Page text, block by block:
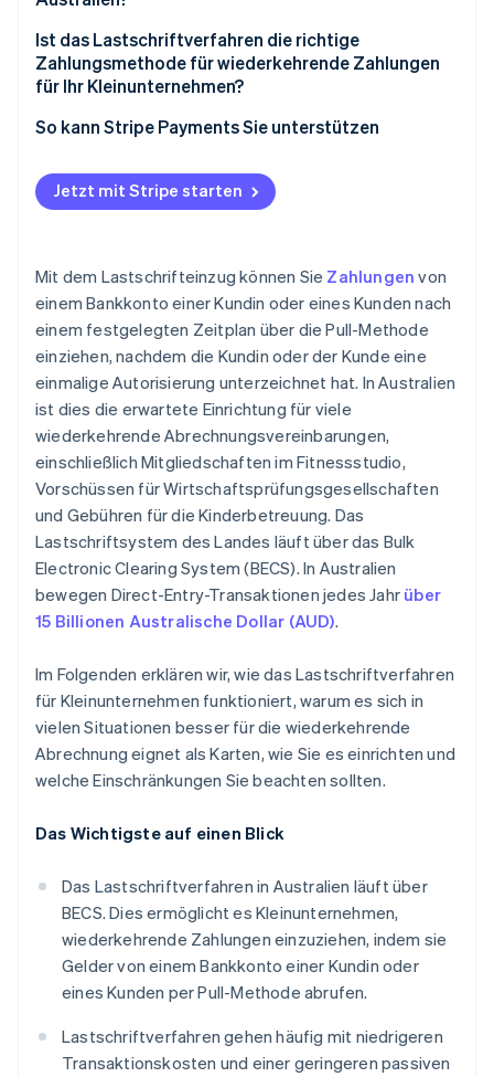
Ist das Lastschriftverfahren die richtige
Zahlungsmethode für wiederkehrende Zahlungen
für Ihr Kleinunternehmen?
So kann Stripe Payments Sie unterstützen
Jetzt mit Stripe starten
Mit dem Lastschrifteinzug können Sie Zahlungen von
einem Bankkonto einer Kundin oder eines Kunden nach
einem festgelegten Zeitplan über die Pull-Methode
einziehen, nachdem die Kundin oder der Kunde eine
einmalige Autorisierung unterzeichnet hat. In Australien
ist dies die erwartete Einrichtung für viele
wiederkehrende Abrechnungsvereinbarungen,
einschließlich Mitgliedschaften im Fitnessstudio,
Vorschüssen für Wirtschaftsprüfungsgesellschaften
und Gebühren für die Kinderbetreuung. Das
Lastschriftsystem des Landes läuft über das Bulk
Electronic Clearing System (BECS). In Australien
bewegen Direct-Entry-Transaktionen jedes Jahr über
15 Billionen Australische Dollar (AUD).
Im Folgenden erklären wir, wie das Lastschriftverfahren
für Kleinunternehmen funktioniert, warum es sich in
vielen Situationen besser für die wiederkehrende
Abrechnung eignet als Karten, wie Sie es einrichten und
welche Einschränkungen Sie beachten sollten.
Das Wichtigste auf einen Blick
Das Lastschriftverfahren in Australien läuft über
BECS. Dies ermöglicht es Kleinunternehmen,
wiederkehrende Zahlungen einzuziehen, indem sie
Gelder von einem Bankkonto einer Kundin oder
eines Kunden per Pull-Methode abrufen.
Lastschriftverfahren gehen häufig mit niedrigeren
Transaktionskosten und einer geringeren passiven